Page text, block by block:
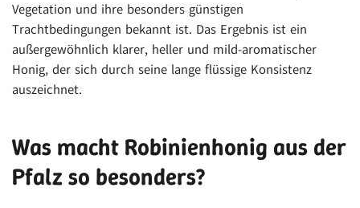
Vegetation und ihre besonders günstigen
Trachtbedingungen bekannt ist. Das Ergebnis ist ein
außergewöhnlich klarer, heller und mild-aromatischer
Honig, der sich durch seine lange flüssige Konsistenz
auszeichnet.
Was macht Robinienhonig aus der
Pfalz so besonders?